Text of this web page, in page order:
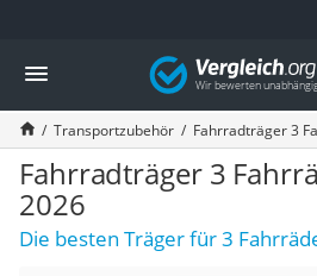
Die beliebtesten Vergleiche nach
Auto & Motor
Fahrradträger-Anhängerkupplung (4
Fahrradträger
Fahrradträger (Anhängerkupplung)
Fahrradträger 3 Fahrräder
Benzinkanister (20 l)
Dashcam
Vergleich
Transportzubehör Fahrradträger 3
Fahrradträger 3
2026
Die besten Träger für 3